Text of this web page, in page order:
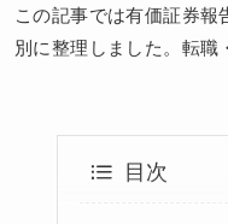
この記事では有価証券
別に整理しました。転職
目次